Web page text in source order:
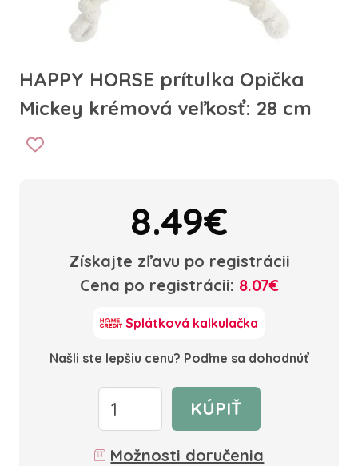
HAPPY HORSE prítulka Opička
Mickey krémová veľkosť: 28 cm
8.49€
Získajte zľavu po registrácii
Cena po registrácii: 8.07€
Splátková kalkulačka
Našli ste lepšiu cenu? Poďme sa dohodnúť
KÚPIŤ
Možnosti doručenia